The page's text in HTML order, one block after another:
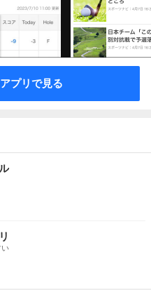
プリで見る
い